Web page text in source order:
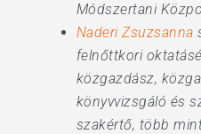
Módszertani
Naderi Zsuzsanna
felnőttkori
közgazdász,
könyvvizsgáló és
szakértő, több